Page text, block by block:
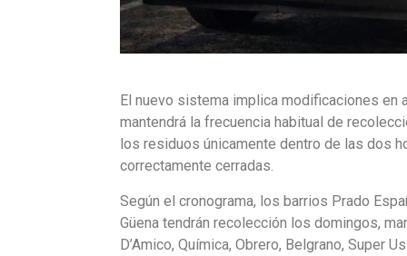
El nuevo sistema implica modificaciones
mantendrá la frecuencia habitual de
los residuos únicamente dentro de las dos
correctamente cerradas.
Según el cronograma, los barrios Prado
Güena tendrán recolección los domingos,
D’Amico, Química, Obrero, Belgrano, Super